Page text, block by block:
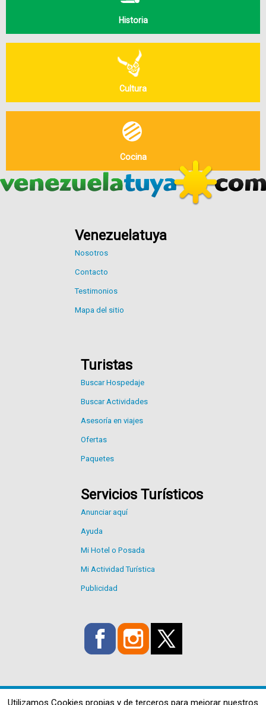
Historia
Cultura
Cocina
Venezuelatuya
Nosotros
Contacto
Testimonios
Mapa del sitio
Turistas
Buscar Hospedaje
Buscar Actividades
Asesoría en viajes
Ofertas
Paquetes
Servicios Turísticos
Anunciar aquí
Ayuda
Mi Hotel o Posada
Mi Actividad Turística
Publicidad
Utilizamos Cookies propias y de terceros para mejorar nuestros